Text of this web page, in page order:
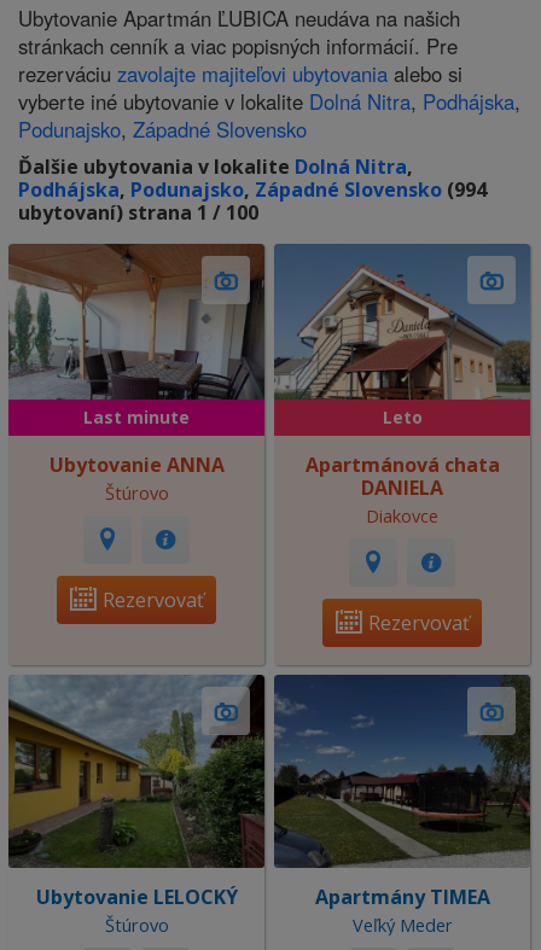
Ubytovanie Apartmán ĽUBICA neudáva na našich
stránkach cenník a viac popisných informácií. Pre
rezerváciu zavolajte majiteľovi ubytovania alebo si
vyberte iné ubytovanie v lokalite Dolná Nitra, Podhájska,
Podunajsko, Západné Slovensko
Ďalšie ubytovania v lokalite Dolná Nitra,
Podhájska, Podunajsko, Západné Slovensko (994
ubytovaní) strana 1 / 100
Last minute
Ubytovanie ANNA
Štúrovo
Rezervovať
Leto
Apartmánová chata
DANIELA
Diakovce
Rezervovať
Ubytovanie LELOCKÝ
Štúrovo
Apartmány TIMEA
Veľký Meder